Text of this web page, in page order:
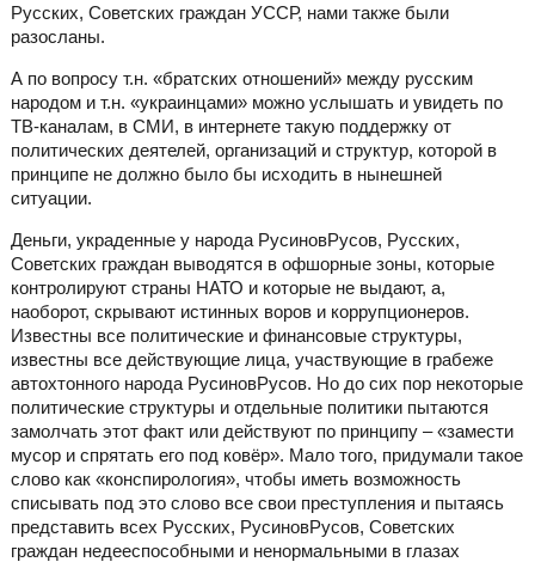
Русских, Советских граждан УССР, нами также были
разосланы.
А по вопросу т.н. «братских отношений» между русским
народом и т.н. «украинцами» можно услышать и увидеть по
ТВ-каналам, в СМИ, в интернете такую поддержку от
политических деятелей, организаций и структур, которой в
принципе не должно было бы исходить в нынешней
ситуации.
Деньги, украденные у народа РусиновРусов, Русских,
Советских граждан выводятся в офшорные зоны, которые
контролируют страны НАТО и которые не выдают, а,
наоборот, скрывают истинных воров и коррупционеров.
Известны все политические и финансовые структуры,
известны все действующие лица, участвующие в грабеже
автохтонного народа РусиновРусов. Но до сих пор некоторые
политические структуры и отдельные политики пытаются
замолчать этот факт или действуют по принципу – «замести
мусор и спрятать его под ковёр». Мало того, придумали такое
слово как «конспирология», чтобы иметь возможность
списывать под это слово все свои преступления и пытаясь
представить всех Русских, РусиновРусов, Советских
граждан недееспособными и ненормальными в глазах